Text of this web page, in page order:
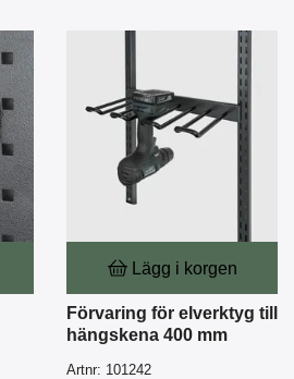
Lägg i korgen
Förvaring för elverktyg till
hängskena 400 mm
Artnr: 101242